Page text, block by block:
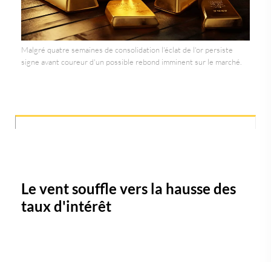
Malgré quatre semaines de consolidation l'éclat de l'or persiste
signe avant coureur d'un possible rebond imminent sur le marché.
Le vent souffle vers la hausse des
taux d'intérêt